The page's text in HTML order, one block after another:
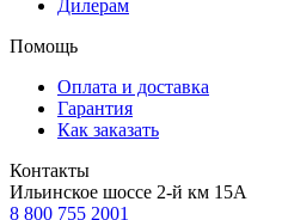
Дилерам
Помощь
Оплата и доставка
Гарантия
Как заказать
Контакты
Ильинское шоссе 2-й км 15А
8 800 755 2001